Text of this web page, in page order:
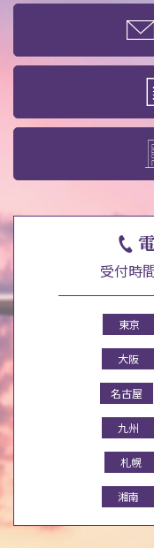
受付時
東京
大阪
名古屋
九州
札幌
湘南